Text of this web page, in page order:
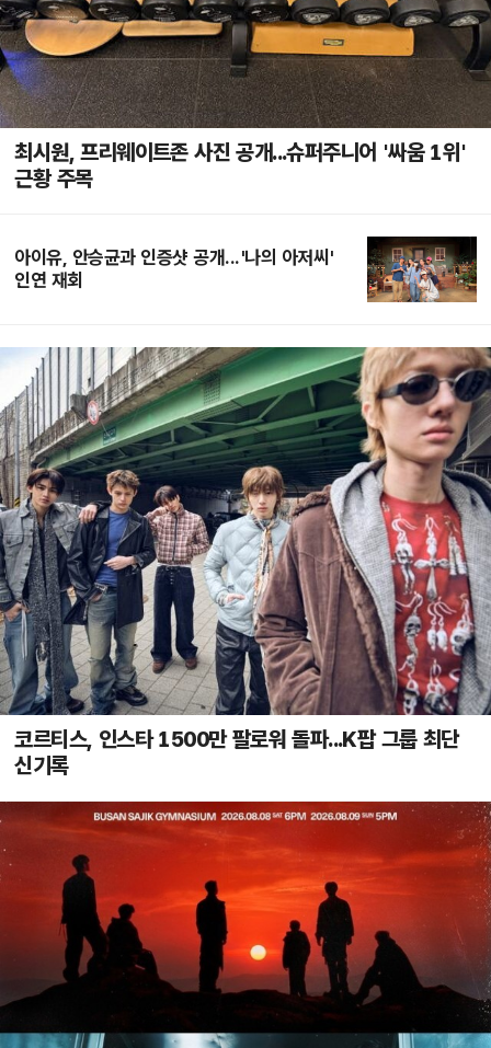
최시원, 프리웨이트존 사진 공개...슈퍼주니어 '싸움 1위'
근황 주목
아이유, 안승균과 인증샷 공개...'나의 아저씨'
인연 재회
코르티스, 인스타 1500만 팔로워 돌파...K팝 그룹 최단
신기록